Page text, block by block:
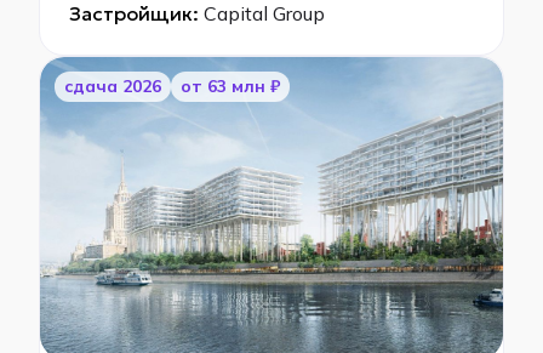
Застройщик: Capital Group
cдача 2026 от 63 млн ₽